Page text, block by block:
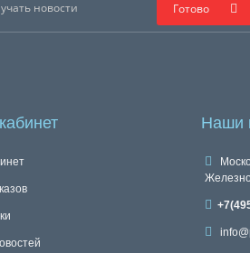
Готово
Наши